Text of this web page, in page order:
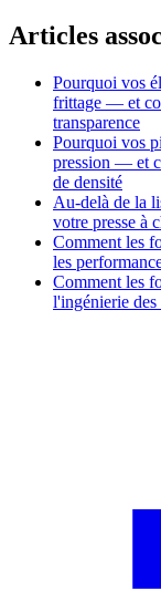
Articles
Pourquoi vos
frittage — et
transparence
Pourquoi vos
pression — et
de densité
Au-delà de la
votre presse à
Comment les
les
Comment les
l'ingénierie des